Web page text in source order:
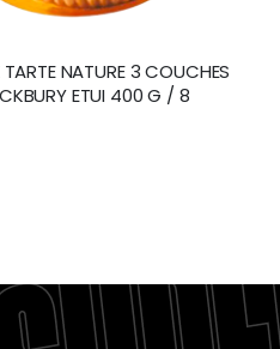
TARTE NATURE 3 COUCHES
ETUI 400 G / 8